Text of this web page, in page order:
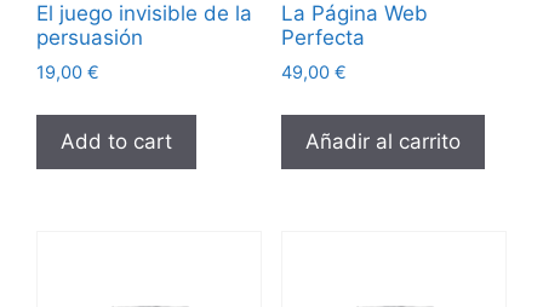
El juego invisible de la
persuasión
19,00 €
Add to cart
La Página Web
Perfecta
49,00 €
Añadir al carrito